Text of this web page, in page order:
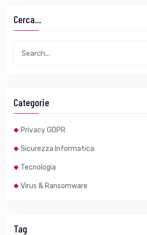
Cerca…
Categorie
Privacy GDPR
Sicurezza Informatica
Tecnologia
Virus & Ransomware
Tag